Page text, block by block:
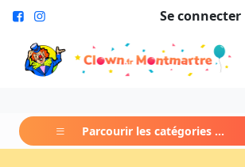
Se connecter
Parcourir les catégories ...